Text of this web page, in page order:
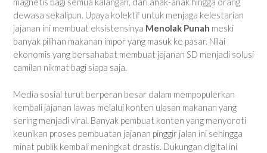
dewasa sekalipun. Upaya kolektif untuk menjaga kelestarian
jajanan ini membuat eksistensinya Menolak Punah meski
banyak pilihan makanan impor yang masuk ke pasar. Nilai
ekonomis yang bersahabat membuat jajanan SD menjadi solusi
camilan nikmat bagi siapa saja.
Media sosial turut berperan besar dalam mempopulerkan
kembali jajanan lawas melalui konten ulasan makanan yang
sering menjadi viral. Banyak pembuat konten yang menyoroti
keunikan proses pembuatan jajanan pinggir jalan ini sehingga
minat publik kembali meningkat drastis. Dukungan digital ini